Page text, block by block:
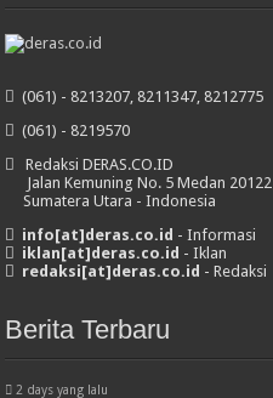
(061) - 8213207, 8211347, 8212775
(061) - 8219570
Redaksi DERAS.CO.ID
Jalan Kemuning No. 5 Medan 20122
Sumatera Utara - Indonesia
info[at]deras.co.id - Informasi
iklan[at]deras.co.id - Iklan
redaksi[at]deras.co.id - Redaksi
Berita Terbaru
2 days yang lalu